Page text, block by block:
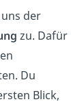
der
zu. Dafür
Du
Blick,